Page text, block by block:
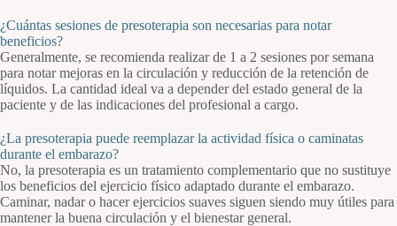
¿Cuántas sesiones de presoterapia son necesarias para notar
beneficios?
Generalmente, se recomienda realizar de 1 a 2 sesiones por semana
para notar mejoras en la circulación y reducción de la retención de
líquidos. La cantidad ideal va a depender del estado general de la
paciente y de las indicaciones del profesional a cargo.
¿La presoterapia puede reemplazar la actividad física o caminatas
durante el embarazo?
No, la presoterapia es un tratamiento complementario que no sustituye
los beneficios del ejercicio físico adaptado durante el embarazo.
Caminar, nadar o hacer ejercicios suaves siguen siendo muy útiles para
mantener la buena circulación y el bienestar general.